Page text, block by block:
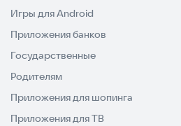
Игры для Android
Приложения банков
Государственные
Родителям
Приложения для шопинга
Приложения для ТВ